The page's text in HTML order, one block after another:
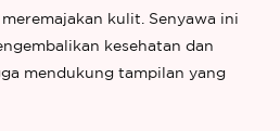
kulit. Senyawa ini
kesehatan dan
mendukung tampilan yang